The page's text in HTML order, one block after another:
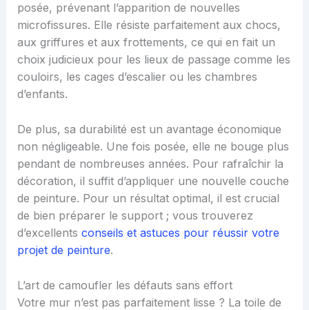
posée, prévenant l’apparition de nouvelles
microfissures. Elle résiste parfaitement aux chocs,
aux griffures et aux frottements, ce qui en fait un
choix judicieux pour les lieux de passage comme les
couloirs, les cages d’escalier ou les chambres
d’enfants.
De plus, sa durabilité est un avantage économique
non négligeable. Une fois posée, elle ne bouge plus
pendant de nombreuses années. Pour rafraîchir la
décoration, il suffit d’appliquer une nouvelle couche
de peinture. Pour un résultat optimal, il est crucial
de bien préparer le support ; vous trouverez
d’excellents conseils et astuces pour réussir votre
projet de peinture.
L’art de camoufler les défauts sans effort
Votre mur n’est pas parfaitement lisse ? La toile de